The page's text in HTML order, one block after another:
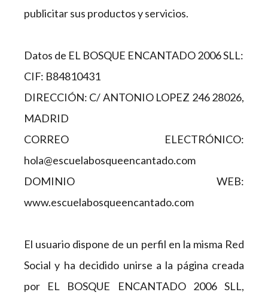
publicitar sus productos y servicios.
Datos de EL BOSQUE ENCANTADO 2006 SLL:
CIF: B84810431
DIRECCIÓN: C/ ANTONIO LOPEZ 246 28026,
MADRID
CORREO ELECTRÓNICO:
hola@escuelabosqueencantado.com
DOMINIO WEB:
www.escuelabosqueencantado.com
El usuario dispone de un perfil en la misma Red
Social y ha decidido unirse a la página creada
por EL BOSQUE ENCANTADO 2006 SLL,